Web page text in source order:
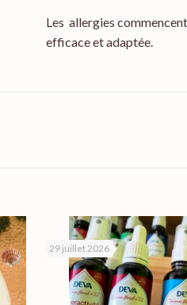
Les allergies
efficace et adaptée.
29 juillet 2026